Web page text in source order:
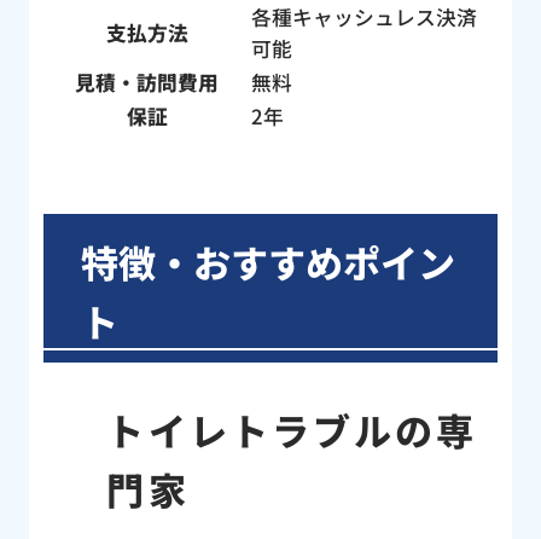
支払方法
各種キャッシュレス決済
可能
見積・訪問費用
無料
保証
2年
特徴・おすすめポイン
ト
トイレトラブルの専
門家